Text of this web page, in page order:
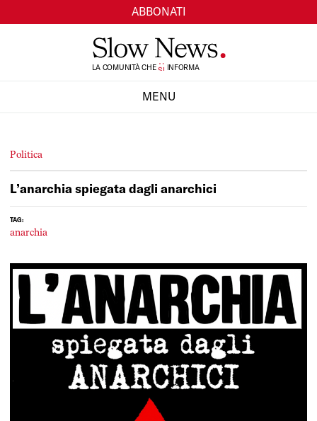
ABBONATI
LA COMUNITÀ CHE
TI
SI INFORMA
MENU
Politica
L’anarchia spiegata dagli anarchici
TAG:
anarchia